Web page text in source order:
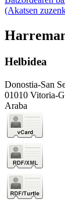
(Akatsen
Helbidea
Donostia-San
01010 Vitoria-
Araba